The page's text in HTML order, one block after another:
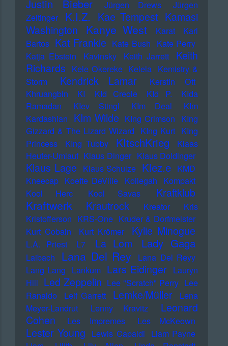
Justin Bieber Jürgen Drews
Jürgen
Zeltinger
K.I.Z. Kae Tempest Kamasi
Washington
Kanye West Karat
Karl
Bartos Kat Frankie Kate Bush Kate Perry
Katja Ebstein
Kavinsky Keith Jarrett
Keith
Richards Kele Okereke Kelela Kemistry &
Storm
Kendrick Lamar
Kerstin Ott
Khruangbin
KI KId Creole KId P.
KIda
Ramadan
KIev Stingl KIm Deal
KIm
Kardashian KIm Wilde KIng Crimson KIng
Gizzard & The Lizard Wizard KIng Kurt KIng
Princess
KIng Tubby KItschKrieg
Klaas
Heufer-Umlauf Klaus Dinger Klaus Doldinger
Klaus Lage Klaus Schulze Klez.e KMD
Kneecap Koefte DeVille Kollegah Kompakt
Kool Herc
Kool Savas Kraftklub
Kraftwerk Krautrock Kreator
Kris
Kristofferson KRS-One Kruder & Dorfmeister
Kurt Cobain
Kurt Krömer Kylie Minogue
L.A. Priest L7 La Lom Lady Gaga
Laibach Lana Del Rey
Lana Del Reyy
Lang Lang Lankum Lars Eidinger Lauryn
Hill Led Zeppelin Lee "Scratch" Perry Lee
Ranaldo
Leif Garrett Lemke/Müller
Lena
Meyer-Landrut
Lenny Kravitz
Leonard
Cohen
Les Impremes Les McKeown
Lester Young Lewis Capaldi Liam Payne